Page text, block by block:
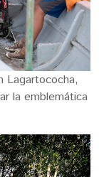
Lagartococha,
la emblemática